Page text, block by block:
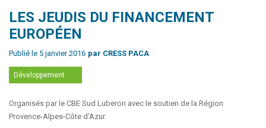
LES JEUDIS DU FINANCEMENT
EUROPÉEN
Publié le 5 janvier 2016 par CRESS PACA
Développement
Organisés par le CBE Sud Luberon avec le soutien de la Région
Provence-Alpes-Côte d'Azur.